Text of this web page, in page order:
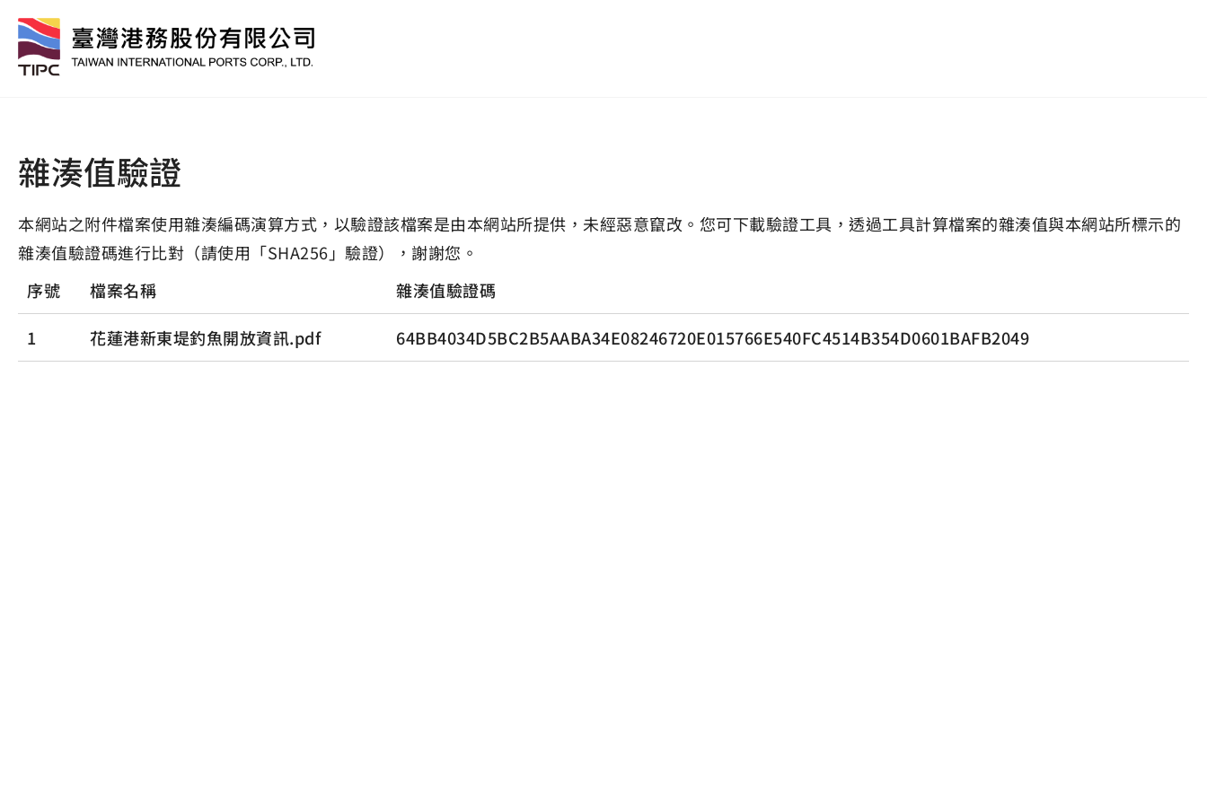
雜湊值驗證
本網站之附件檔案使用雜湊編碼演算方式，以驗證該檔案是由本網站所提供，未經惡意竄改。您可下載驗證工具，透過工具計算檔案的雜湊值與本網站所標示的
雜湊值驗證碼進行比對（請使用「SHA256」驗證），謝謝您。
序號
檔案名稱 雜湊值驗證碼
1 花蓮港新東堤釣魚開放資訊.pdf 64BB4034D5BC2B5AABA34E08246720E015766E540FC4514B354D0601BAFB2049